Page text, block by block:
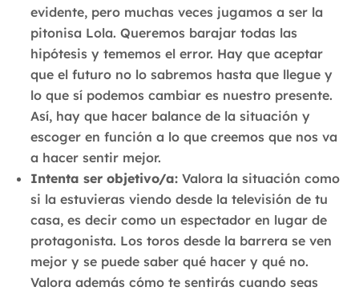
evidente, pero muchas veces jugamos a ser la
pitonisa Lola. Queremos barajar todas las
hipótesis y tememos el error. Hay que aceptar
que el futuro no lo sabremos hasta que llegue y
lo que sí podemos cambiar es nuestro presente.
Así, hay que hacer balance de la situación y
escoger en función a lo que creemos que nos va
a hacer sentir mejor.
Intenta ser objetivo/a:Valora la situación como
si la estuvieras viendo desde la televisión de tu
casa, es decir como un espectador en lugar de
protagonista. Los toros desde la barrera se ven
mejor y se puede saber qué hacer y qué no.
Valora además cómo te sentirás cuando seas